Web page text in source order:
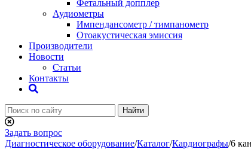
Фетальный допплер
Аудиометры
Импендансометр / тимпанометр
Отоакустическая эмиссия
Производители
Новости
Статьи
Контакты
Найти
Задать вопрос
Диагностическое оборудование/Каталог/Кардиографы/6